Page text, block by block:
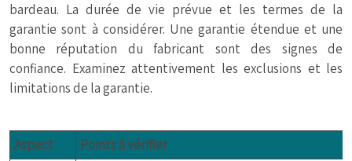
bardeau. La durée de vie prévue et les termes de la
garantie sont à considérer. Une garantie étendue et une
bonne réputation du fabricant sont des signes de
confiance. Examinez attentivement les exclusions et les
limitations de la garantie.
Aspect
Points à vérifier